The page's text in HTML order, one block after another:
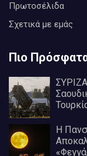
Πρωτοσέλιδα
Σχετικά με εμάς
Πιο
Η